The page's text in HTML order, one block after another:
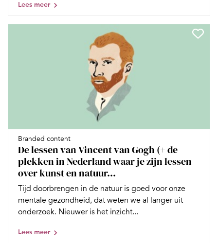
Lees meer
Branded content
De lessen van Vincent van Gogh (+ de
plekken in Nederland waar je zijn lessen
over kunst en natuur...
Tijd doorbrengen in de natuur is goed voor onze
mentale gezondheid, dat weten we al langer uit
onderzoek. Nieuwer is het inzicht...
Lees meer